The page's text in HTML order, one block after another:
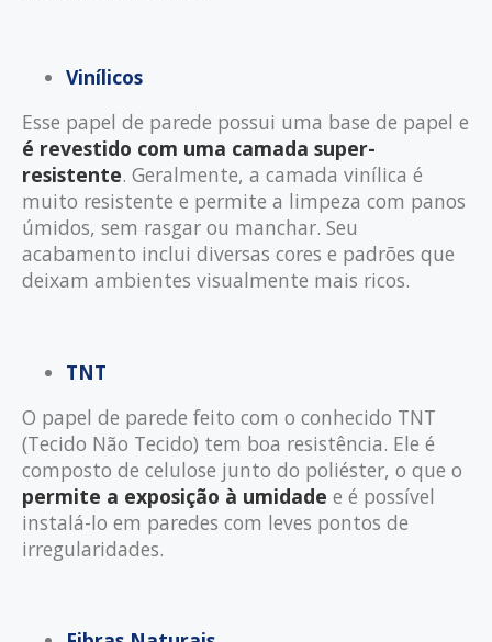
Vinílicos
Esse papel de parede possui uma base de papel e
é revestido com uma camada super-
resistente. Geralmente, a camada vinílica é
muito resistente e permite a limpeza com panos
úmidos, sem rasgar ou manchar. Seu
acabamento inclui diversas cores e padrões que
deixam ambientes visualmente mais ricos.
TNT
O papel de parede feito com o conhecido TNT
(Tecido Não Tecido) tem boa resistência. Ele é
composto de celulose junto do poliéster, o que o
permite a exposição à umidade e é possível
instalá-lo em paredes com leves pontos de
irregularidades.